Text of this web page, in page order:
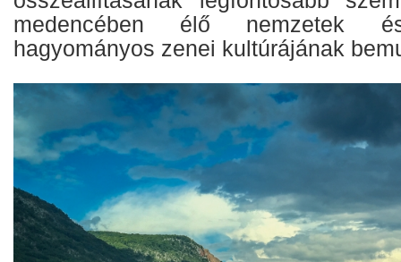
medencében élő nemzetek
hagyományos zenei kultúrájának